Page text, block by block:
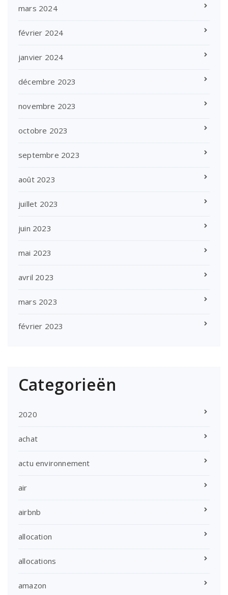
mars 2024
février 2024
janvier 2024
décembre 2023
novembre 2023
octobre 2023
septembre 2023
août 2023
juillet 2023
juin 2023
mai 2023
avril 2023
mars 2023
février 2023
Categorieën
2020
achat
actu environnement
air
airbnb
allocation
allocations
amazon